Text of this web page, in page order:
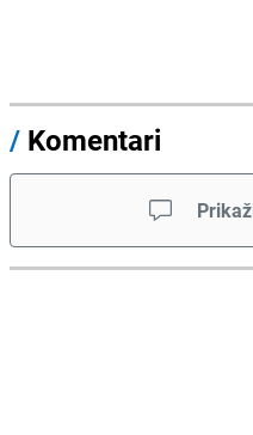
/ Komentari